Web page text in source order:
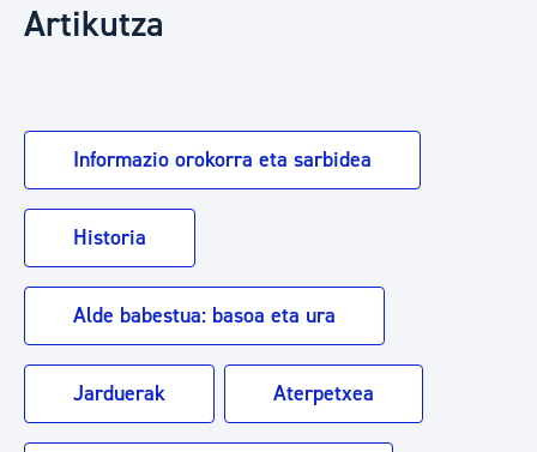
Artikutza
Informazio orokorra eta sarbidea
Historia
Alde babestua: basoa eta ura
Jarduerak Aterpetxea